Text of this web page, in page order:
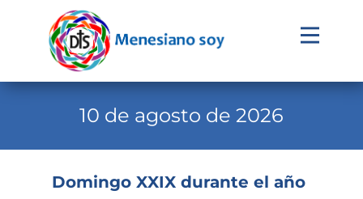
Evangelio
10 de agosto de 2026
Domingo XXIX durante el año